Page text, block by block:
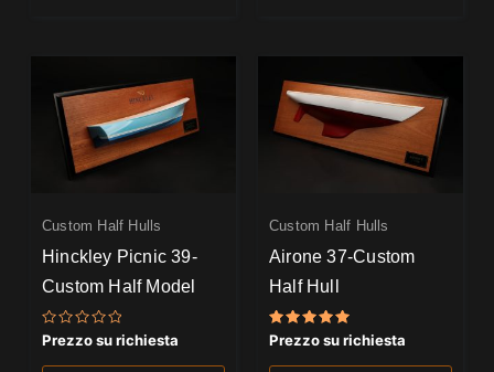
Custom Half Hulls
Hinckley Picnic 39-
Custom Half Model
Valutato
su
Prezzo su richiesta
Custom Half Hulls
Airone 37-Custom
Half Hull
Valutato
su 5
Prezzo su richiesta